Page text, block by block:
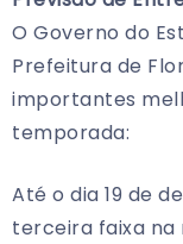
O Governo do
Prefeitura de
importantes
temporada:
Até o dia 19 de
terceira faixa na